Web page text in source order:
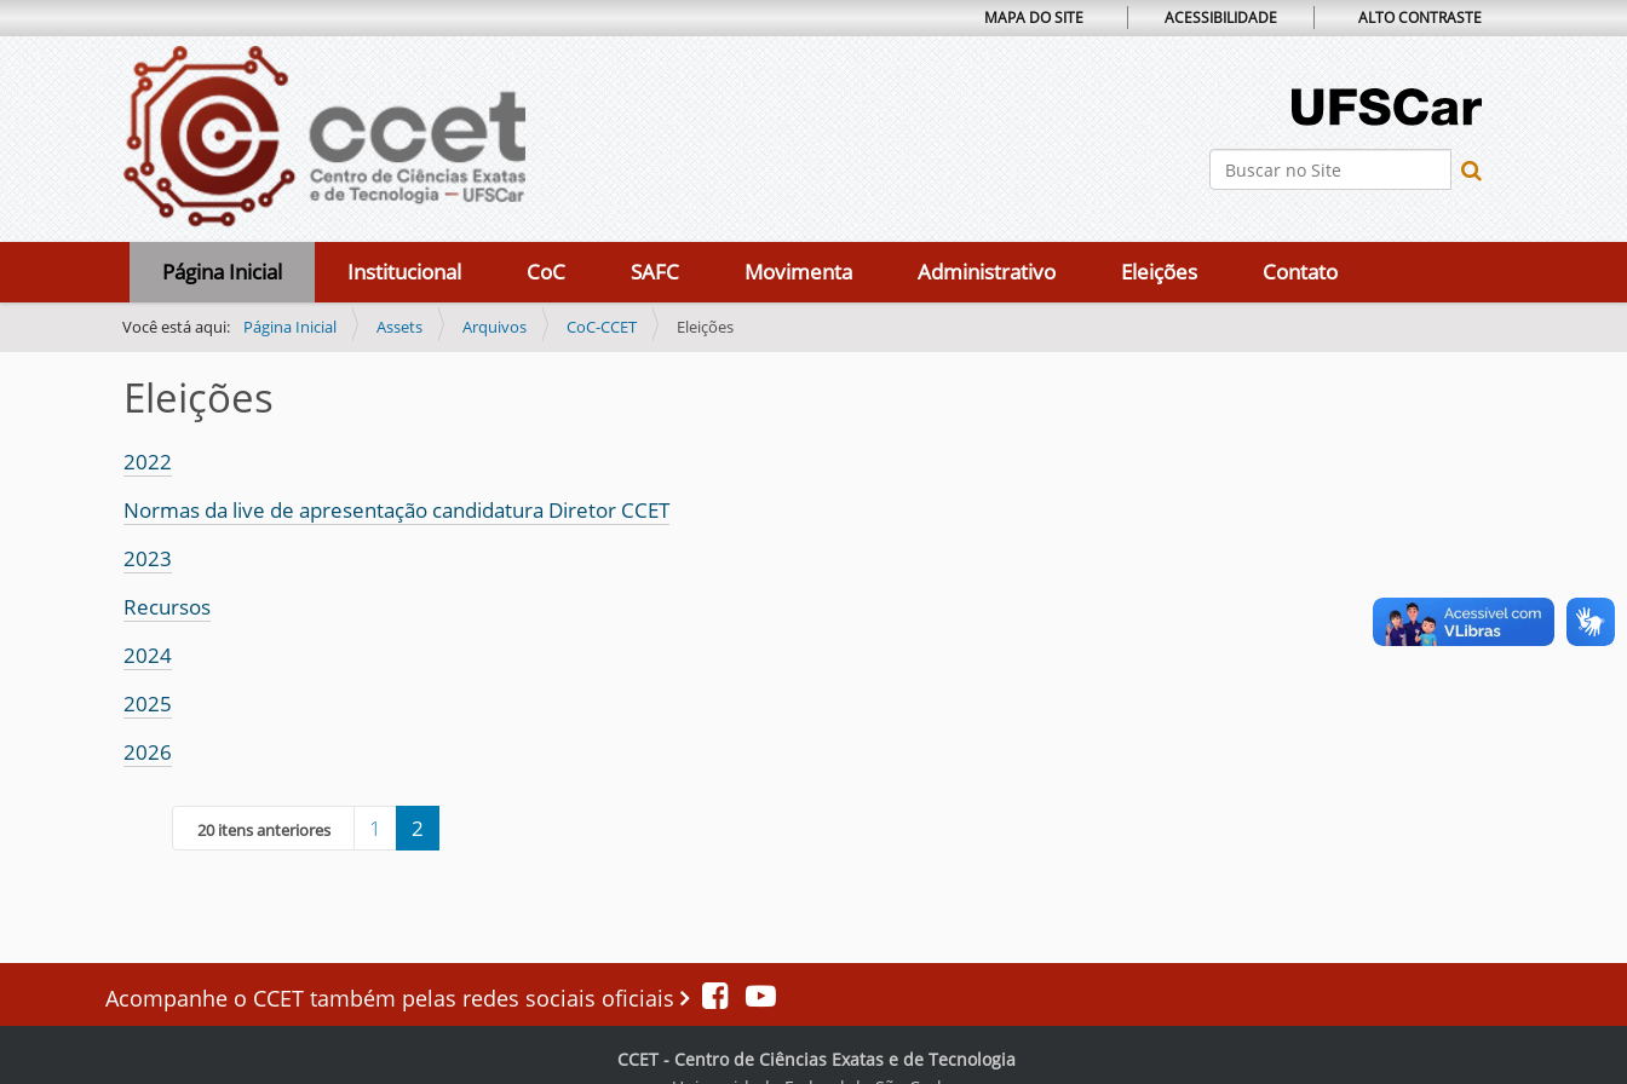
Busca
MAPA DO SITE ACESSIBILIDADE ALTO CONTRASTE
Página Inicial Institucional CoC SAFC Movimenta Administrativo Eleições Contato
Você está aqui: Página Inicial Assets Arquivos CoC-CCET Eleições
Eleições
2022
Normas da live de apresentação candidatura Diretor CCET
2023
Recursos
2024
2025
2026
20 itens anteriores 1 2
Acompanhe o CCET também pelas redes sociais oficiais
CCET - Centro de Ciências Exatas e de Tecnologia